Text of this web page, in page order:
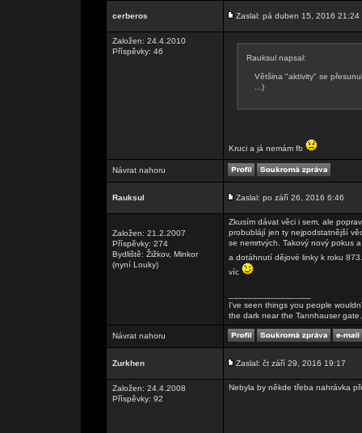
cerberos Zaslal: pá duben 15, 2016 21:24
Založen: 24.4.2010
Příspěvky: 46
Rauksul napsal:
Většina "aktivity" se
...)
Kruci a já nemám fb
Návrat nahoru
Rauksul Zaslal: po září 26, 2016 6:46
Založen: 21.2.2007
Příspěvky: 274
Bydliště: Žižkov, Minkor
(nyní Louky)
Zkusím dávat věci i sem, ale
probublájí jen ty nejpodstatnější
se nemrtvých. Takový nový pokus
a dotáhnutí dějové linky k roku
víc
I've seen things you people
the dark near the Tannhauser
Návrat nahoru
Zurkhen Zaslal: čt září 29, 2016 19:17
Založen: 24.4.2008
Příspěvky: 92
Nebyla by někde třeba nahrávka